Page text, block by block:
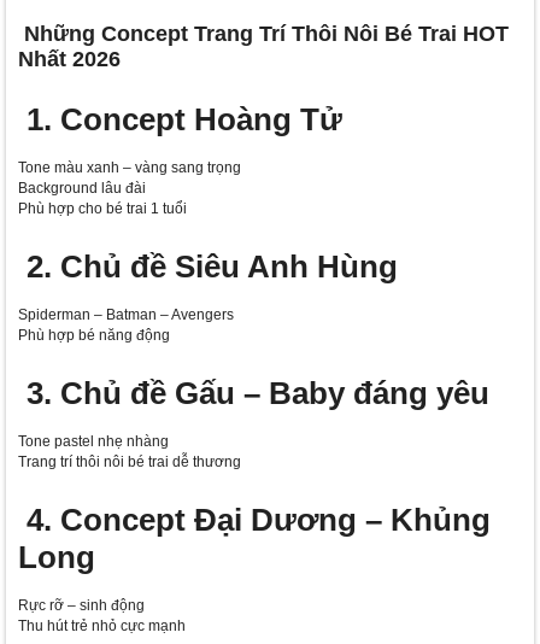
Những Concept Trang Trí Thôi Nôi Bé Trai HOT
Nhất 2026
1. Concept Hoàng Tử
Tone màu xanh – vàng sang trọng
Background lâu đài
Phù hợp cho bé trai 1 tuổi
2. Chủ đề Siêu Anh Hùng
Spiderman – Batman – Avengers
Phù hợp bé năng động
3. Chủ đề Gấu – Baby đáng yêu
Tone pastel nhẹ nhàng
Trang trí thôi nôi bé trai dễ thương
4. Concept Đại Dương – Khủng
Long
Rực rỡ – sinh động
Thu hút trẻ nhỏ cực mạnh